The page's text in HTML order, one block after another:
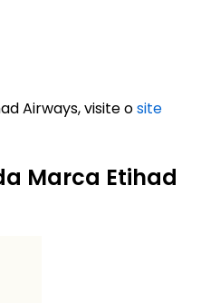
Airways, visite osite
Marca Etihad